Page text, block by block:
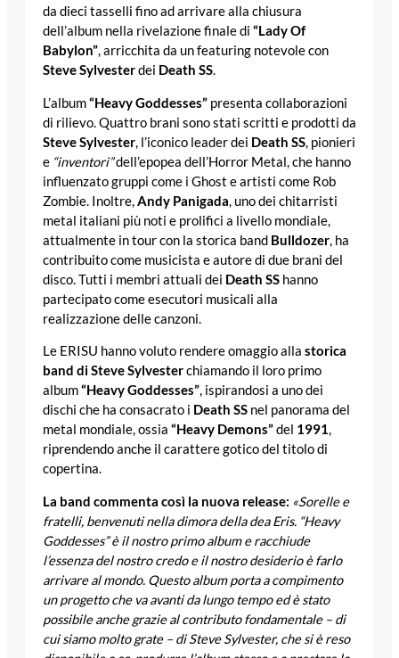
da dieci tasselli fino ad arrivare alla chiusura
dell’album nella rivelazione finale di “Lady Of
Babylon”, arricchita da un featuring notevole con
Steve Sylvesterdei Death SS.
L’album“Heavy Goddesses” presenta collaborazioni
di rilievo. Quattro brani sono stati scritti e prodotti da
Steve Sylvester, l’iconico leader dei Death SS, pionieri
e “inventori”dell’epopea dell’Horror Metal, che hanno
influenzato gruppi come i Ghost e artisti come Rob
Zombie. Inoltre,Andy Panigada, uno dei chitarristi
metal italiani più noti e prolifici a livello mondiale,
attualmente in tour con la storica band Bulldozer, ha
contribuito come musicista e autore di due brani del
disco. Tutti i membri attuali dei Death SS hanno
partecipato come esecutori musicali alla
realizzazione delle canzoni.
Le ERISU hanno voluto rendere omaggio alla storica
band di Steve Sylvesterchiamando il loro primo
album“Heavy Goddesses”, ispirandosi a uno dei
dischi che ha consacrato i Death SS nel panorama del
metal mondiale, ossia “Heavy Demons”del 1991,
riprendendo anche il carattere gotico del titolo di
copertina.
La band commenta così la nuova release: «Sorelle e
fratelli, benvenuti nella dimora della dea Eris. “Heavy
Goddesses” è il nostro primo album e racchiude
l’essenza del nostro credo e il nostro desiderio è farlo
arrivare al mondo. Questo album porta a compimento
un progetto che va avanti da lungo tempo ed è stato
possibile anche grazie al contributo fondamentale – di
cui siamo molto grate – di Steve Sylvester, che si è reso